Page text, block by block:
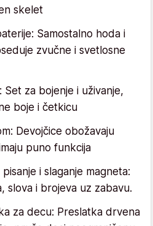
skelet
Samostalno hoda i
zvučne i svetlosne
Set za bojenje i uživanje,
boje i četkicu
Devojčice obožavaju
puno funkcija
i slaganje magneta:
slova i brojeva uz zabavu.
za decu: Preslatka drvena